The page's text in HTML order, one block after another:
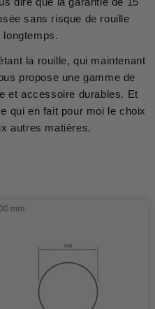
sans risque de rouille
longtemps.
la rouille, qui maintenant
propose une gamme de
et accessoire durables. Et
qui en fait pour moi le choix
autres matières.